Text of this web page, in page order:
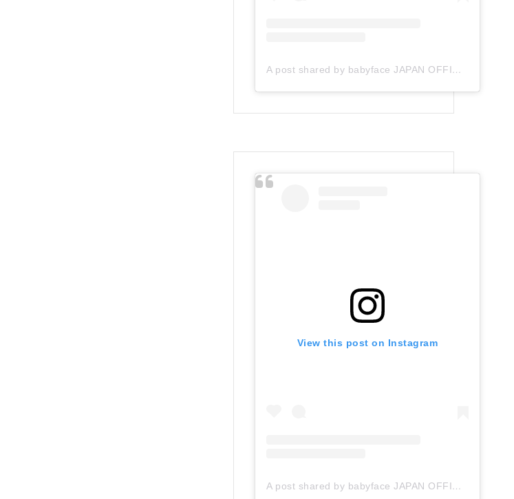
A post shared by babyface JAPAN OFFICIAL (@babyface_japan)
View this post on Instagram
A post shared by babyface JAPAN OFFICIAL (@babyface_japan)